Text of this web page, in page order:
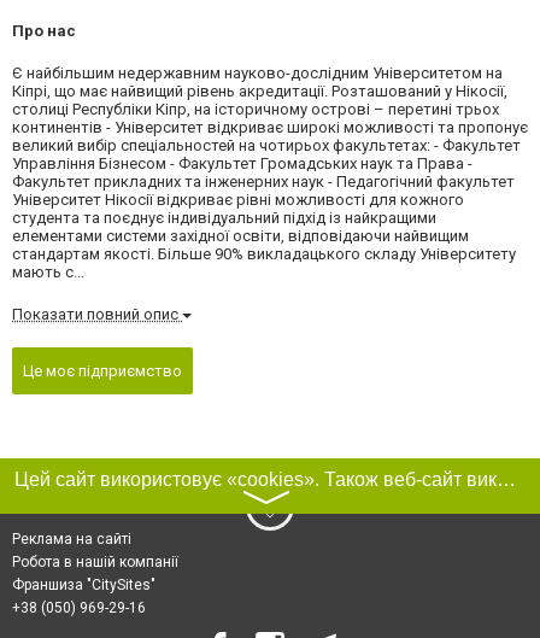
Про нас
Є найбільшим недержавним науково-дослідним Університетом на
Кіпрі, що має найвищий рівень акредитації. Розташований у Нікосії,
столиці Республіки Кіпр, на історичному острові – перетині трьох
континентів - Університет відкриває широкі можливості та пропонує
великий вибір спеціальностей на чотирьох факультетах: - Факультет
Управління Бізнесом - Факультет Громадських наук та Права -
Факультет прикладних та інженерних наук - Педагогічний факультет
Університет Нікосії відкриває рівні можливості для кожного
студента та поєднує індивідуальний підхід із найкращими
елементами системи західної освіти, відповідаючи найвищим
стандартам якості. Більше 90% викладацького складу Університету
мають с...
Показати повний опис
Це моє підприємство
Цей сайт використовує «cookies». Також веб-сайт використовує інтернет-сервіс для збору технічних даних стосовно відвідувачів з метою отримання маркетингової та статистичної інформації. Умови обробки даних відвідувачів сайту див.
〉
Реклама на сайті
Робота в нашій компанії
Франшиза "CitySites"
+38 (050) 969-29-16